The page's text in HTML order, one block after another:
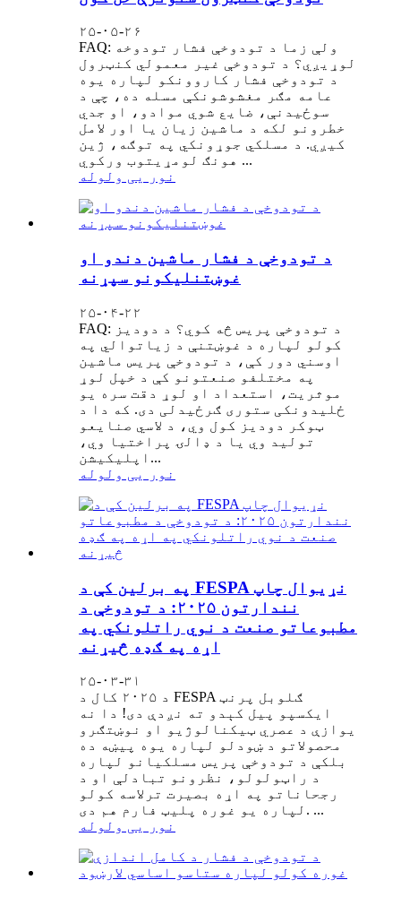
۲۵-۰۵-۲۶
FAQ: ولې زما د تودوخې فشار تودوخه
لوړیږي؟ د تودوخې غیر معمولي کنټرول
د تودوخې فشار کاروونکو لپاره یوه
عامه مګر مغشوشونکې مسله ده، چې د
سوځیدنې، ضایع شوي موادو، او جدي
خطرونو لکه د ماشین زیان یا اور لامل
کیږي. د مسلکي جوړونکي په توګه، ژین
هونګ لومړیتوب ورکوي ...
نور یی ولوله
د تودوخې د فشار ماشین دندو او
غوښتنلیکونو سپړنه
۲۵-۰۴-۲۲
FAQ: د تودوخې پریس څه کوي؟ د دودیز
کولو لپاره د غوښتنې د زیاتوالي په
اوسني دور کې، د تودوخې پریس ماشین
په مختلفو صنعتونو کې د خپل لوړ
موثریت، استعداد او لوړ دقت سره یو
ځلیدونکی ستوری ګرځیدلی دی. که دا د
ټوکر دودیز کول وي، د لاسي صنایعو
تولید وي یا د ډالۍ پراختیا وي،
اپلیکیشن...
نور یی ولوله
په برلین کې د FESPA نړیوال چاپ
نندارتون ۲۰۲۵: د تودوخې د
مطبوعاتو صنعت د نوي راتلونکي په
اړه په ګډه څیړنه
۲۵-۰۳-۳۱
د ۲۰۲۵ کال د FESPA ګلوبل پرنټ
ایکسپو پیل کېدو ته نږدې دی! دا نه
یوازې د عصري ټیکنالوژیو او نوښتګرو
محصولاتو د ښودلو لپاره یوه پیښه ده
بلکې د تودوخې پریس مسلکیانو لپاره
د راټولولو، نظرونو تبادلې او د
رجحاناتو په اړه بصیرت ترلاسه کولو
لپاره یو غوره پلیټ فارم هم دی. ...
نور یی ولوله